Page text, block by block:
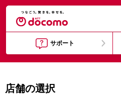
サポート
店舗の選択